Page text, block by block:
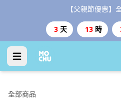
【父親節優惠】
3 天 13 時
全部商品